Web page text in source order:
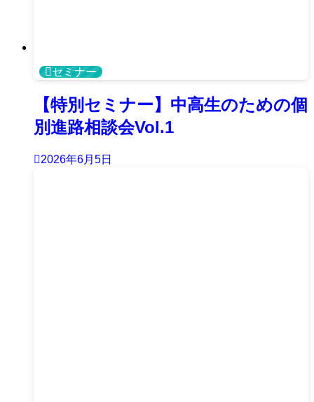
セミナー
【特別セミナー】中高生のための個
別進路相談会Vol.1
2026年6月5日